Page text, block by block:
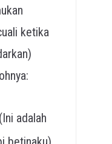
ketika
(Ini adalah